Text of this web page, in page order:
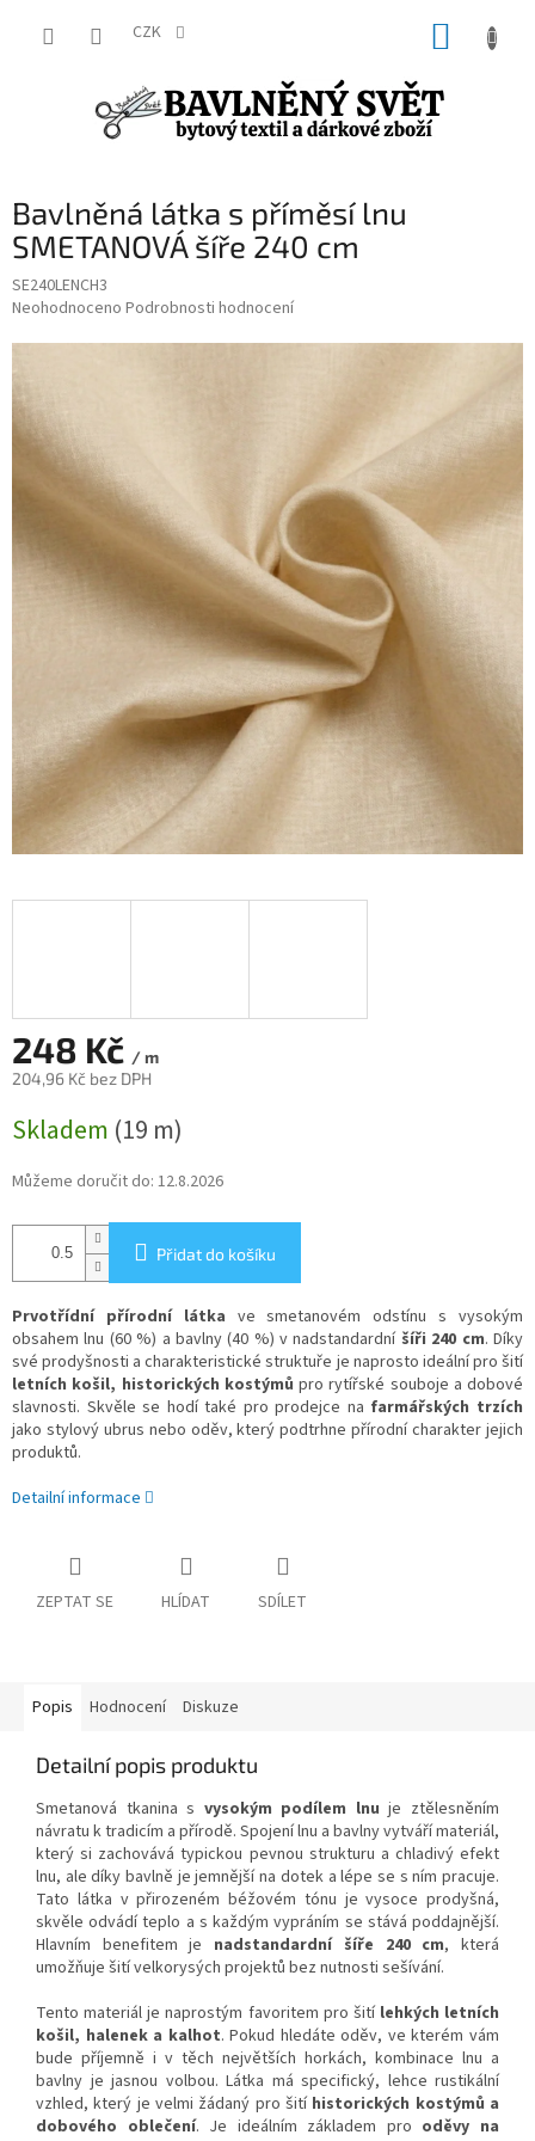
CZK
Bavlněná látka s příměsí lnu
SMETANOVÁ šíře 240 cm
SE240LENCH3
Průměrné
je
0,0
z
hvězdiček.
Neohodnoceno Podrobnosti hodnocení
248 Kč / m
204,96 Kč bez DPH
cena:
Skladem (19 m)
Můžeme doručit do: 12.8.2026
Přidat do košíku
Prvotřídní přírodní látka ve smetanovém odstínu s vysokým
obsahem lnu (60 %) a bavlny (40 %) v nadstandardní šíři 240 cm. Díky
své prodyšnosti a charakteristické struktuře je naprosto ideální pro šití
letních košil, historických kostýmů pro rytířské souboje a dobové
slavnosti. Skvěle se hodí také pro prodejce na farmářských trzích
jako stylový ubrus nebo oděv, který podtrhne přírodní charakter jejich
produktů.
Detailní informace
ZEPTAT SE HLÍDAT SDÍLET
Popis Hodnocení Diskuze
Detailní popis produktu
Smetanová tkanina s vysokým podílem lnu je ztělesněním
návratu k tradicím a přírodě. Spojení lnu a bavlny vytváří materiál,
který si zachovává typickou pevnou strukturu a chladivý efekt
lnu, ale díky bavlně je jemnější na dotek a lépe se s ním pracuje.
Tato látka v přirozeném béžovém tónu je vysoce prodyšná,
skvěle odvádí teplo a s každým vypráním se stává poddajnější.
Hlavním benefitem je nadstandardní šíře 240 cm, která
umožňuje šití velkorysých projektů bez nutnosti sešívání.
Tento materiál je naprostým favoritem pro šití lehkých letních
košil, halenek a kalhot. Pokud hledáte oděv, ve kterém vám
bude příjemně i v těch největších horkách, kombinace lnu a
bavlny je jasnou volbou. Látka má specifický, lehce rustikální
vzhled, který je velmi žádaný pro šití historických kostýmů a
dobového oblečení. Je ideálním základem pro oděvy na